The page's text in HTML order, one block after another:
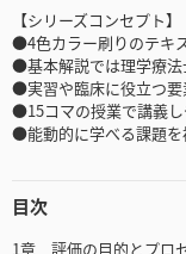
【シリーズコンセプト】
●4色カラー刷りのテキ
●基本解説では理学療法
●実習や臨床に役立つ要
●15コマの授業で講義
●能動的に学べる課題を
目次
1章 評価の目的とプロ